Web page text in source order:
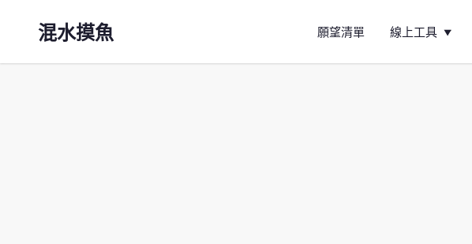
混水摸魚 願望清單 線上工具